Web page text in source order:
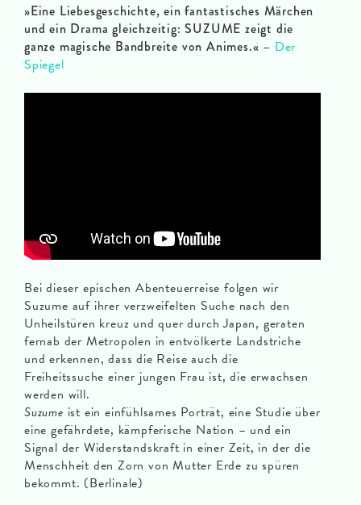
»Eine Liebesgeschichte, ein fantastisches Märchen
und ein Drama gleichzeitig: SUZUME zeigt die
ganze magische Bandbreite von Animes.« – Der
Spiegel
Bei dieser epischen Abenteuerreise folgen wir
Suzume auf ihrer verzweifelten Suche nach den
Unheilstüren kreuz und quer durch Japan, geraten
fernab der Metropolen in entvölkerte Landstriche
und erkennen, dass die Reise auch die
Freiheitssuche einer jungen Frau ist, die erwachsen
werden will.
Suzume ist ein einfühlsames Porträt, eine Studie über
eine gefährdete, kämpferische Nation – und ein
Signal der Widerstandskraft in einer Zeit, in der die
Menschheit den Zorn von Mutter Erde zu spüren
bekommt. (Berlinale)